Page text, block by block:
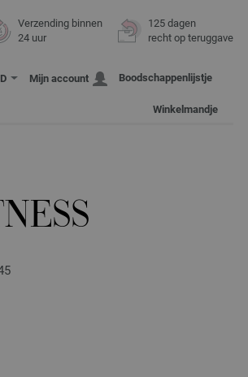
Verzending binnen
24 uur
125 dagen
recht op teruggave
Mijn account Boodschappenlijstje
Winkelmandje